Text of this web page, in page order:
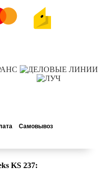
Самовывоз
KS 237: